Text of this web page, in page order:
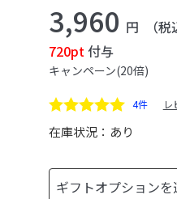
3,960 円
（税
720pt付与
キャンペーン(20倍)
4件 レ
在庫状況： あり